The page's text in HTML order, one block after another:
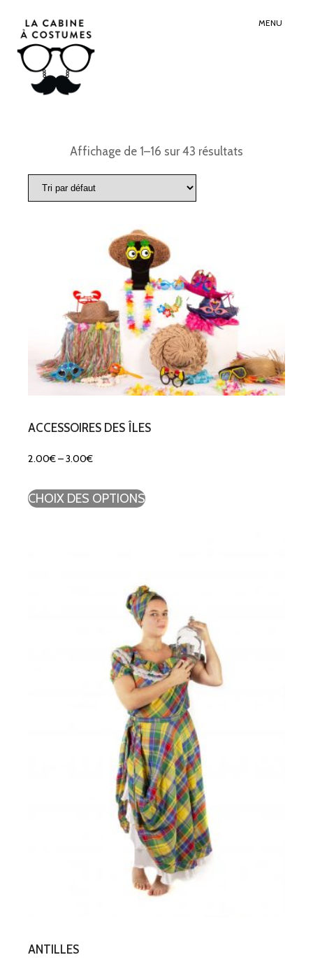
MENU
Affichage de 1–16 sur 43 résultats
ACCESSOIRES DES ÎLES
2.00€–3.00€
CHOIX DES OPTIONS
ANTILLES